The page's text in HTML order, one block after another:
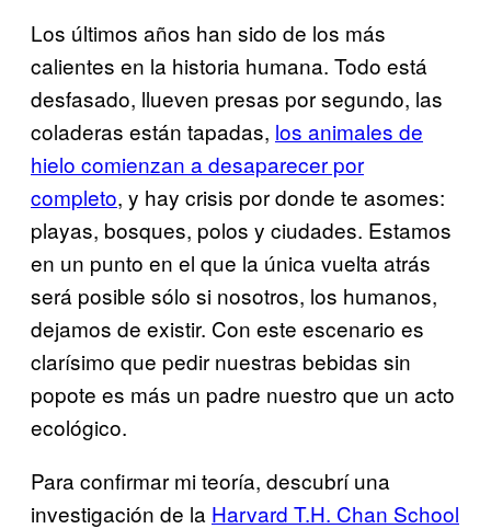
Los últimos años han sido de los más
calientes en la historia humana. Todo está
desfasado, llueven presas por segundo, las
coladeras están tapadas, los animales de
hielo comienzan a desaparecer por
completo, y hay crisis por donde te asomes:
playas, bosques, polos y ciudades. Estamos
en un punto en el que la única vuelta atrás
será posible sólo si nosotros, los humanos,
dejamos de existir. Con este escenario es
clarísimo que pedir nuestras bebidas sin
popote es más un padre nuestro que un acto
ecológico.
Para confirmar mi teoría, descubrí una
investigación de la Harvard T.H. Chan School